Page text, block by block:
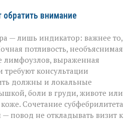
обратить внимание
— лишь индикатор: важнее то,
потливость, необъяснимая
лимфоузлов, выраженная
требуют консультации
должны и локальные
боли в груди, животе или
Сочетание субфебрилитета
повод не откладывать визит к